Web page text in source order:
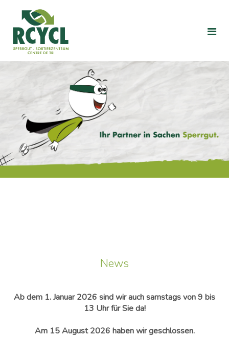
News
Ab dem 1. Januar 2026 sind wir auch samstags von 9 bis
13 Uhr für Sie da!
Am 15 August 2026 haben wir geschlossen.